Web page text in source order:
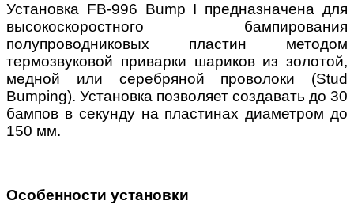
Установка FB-996 Bump I предназначена для
высокоскоростного бампирования
полупроводниковых пластин методом
термозвуковой приварки шариков из золотой,
медной или серебряной проволоки (Stud
Bumping). Установка позволяет создавать до 30
бампов в секунду на пластинах диаметром до
150 мм.
Особенности установки